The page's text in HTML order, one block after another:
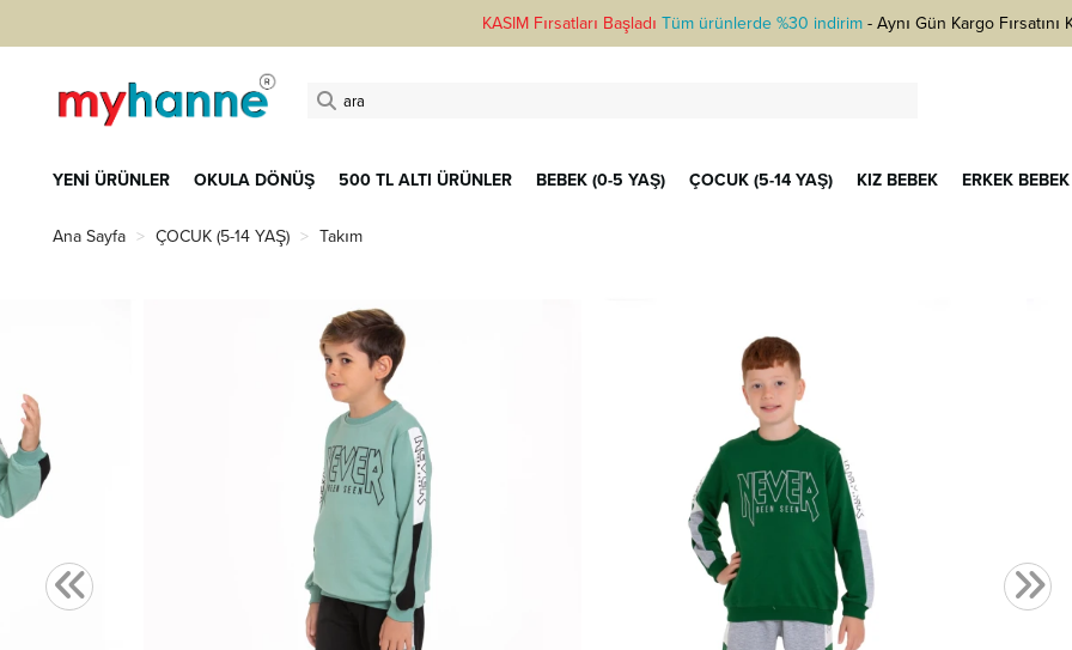
KASIM Fırsatları Başladı Tüm ürünlerde %30 indirim- Aynı Gün Kargo Fırsatını
YENİ ÜRÜNLER
OKULA DÖNÜŞ 500 TL ALTI ÜRÜNLER BEBEK (0-5 YAŞ) ÇOCUK (5-14 YAŞ) KIZ BEBEK ERKEK BEBEK
Ana Sayfa ÇOCUK (5-14 YAŞ) Takım